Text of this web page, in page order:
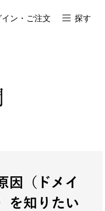
イン・ご注文 探す
因（ドメイ
を知りたい